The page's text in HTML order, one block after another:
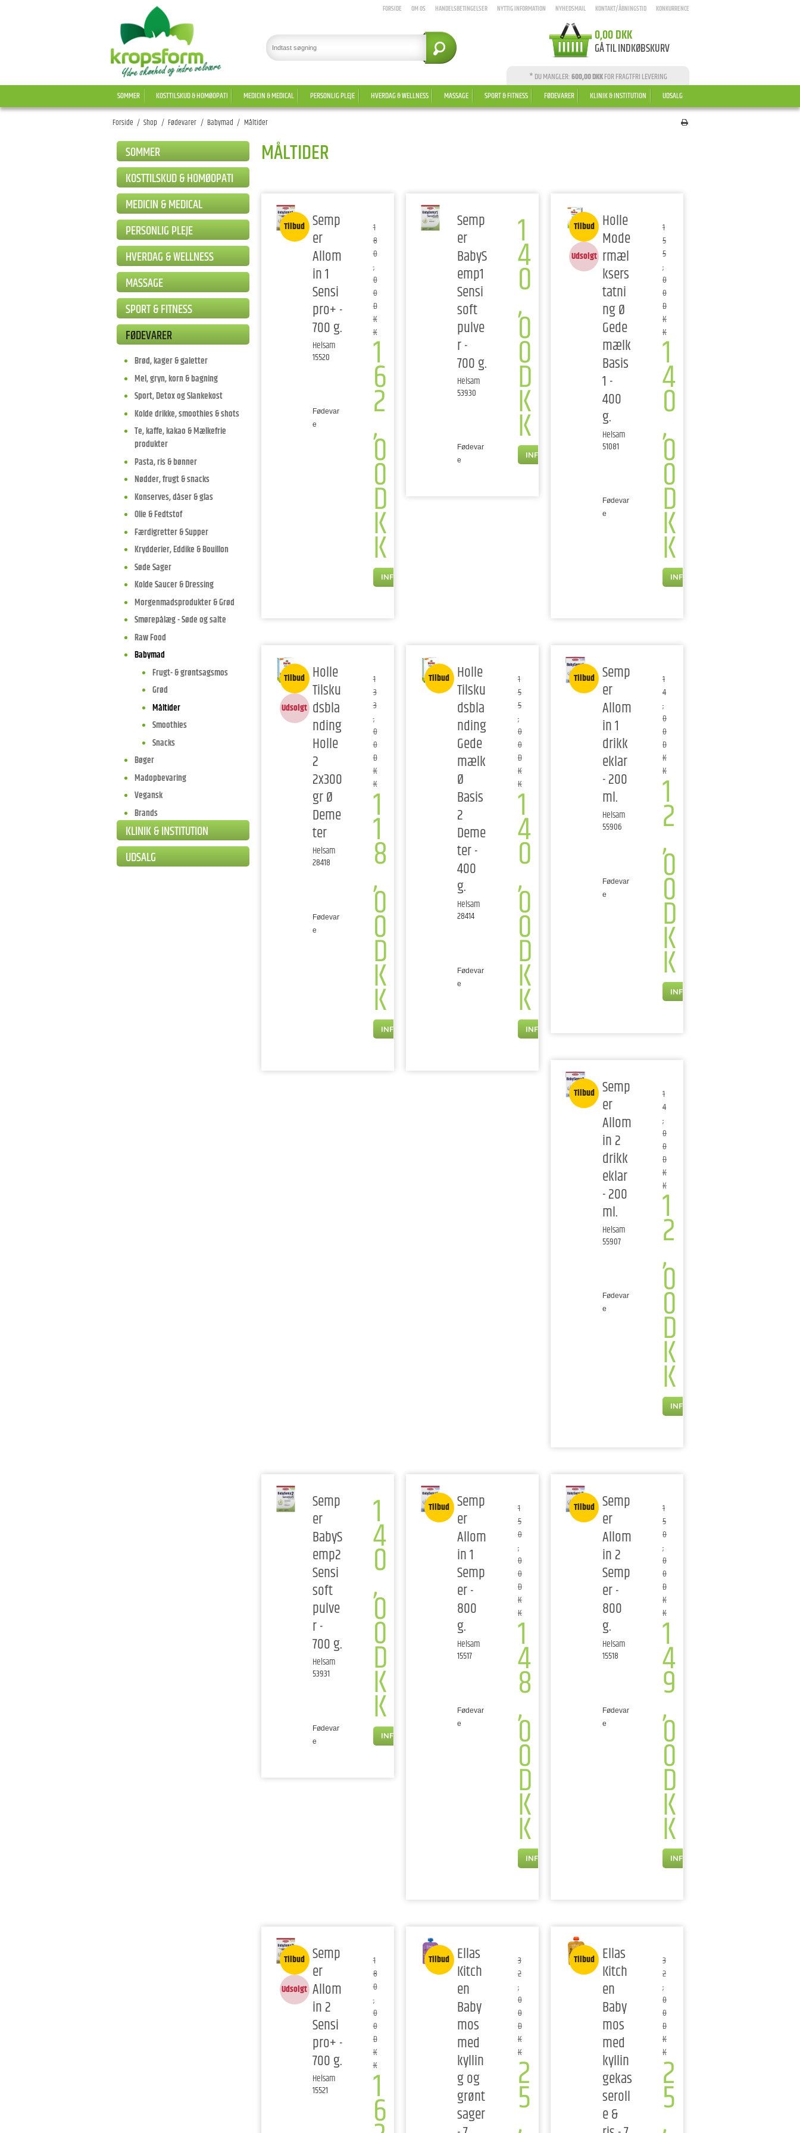
FORSIDE OM OS HANDELSBETINGELSER NYTTIG INFORMATION NYHEDSMAIL KONTAKT/ÅBNINGSTID KONKURRENCE
0,00 DKK
GÅ TIL INDKØBSKURV
* DU MANGLER:600,00 DKKFOR FRAGTFRI LEVERING
SOMMER KOSTTILSKUD & HOMØOPATI MEDICIN & MEDICAL PERSONLIG PLEJE HVERDAG & WELLNESS MASSAGE SPORT & FITNESS FØDEVARER KLINIK & INSTITUTION UDSALG
Forside / Shop / Fødevarer / Babymad / Måltider
SOMMER
KOSTTILSKUD & HOMØOPATI
MEDICIN & MEDICAL
PERSONLIG PLEJE
HVERDAG & WELLNESS
MASSAGE
SPORT & FITNESS
FØDEVARER
Brød, kager & galetter
Mel, gryn, korn & bagning
Sport, Detox og Slankekost
Kolde drikke, smoothies & shots
Te, kaffe, kakao & Mælkefrie
produkter
Pasta, ris & bønner
Nødder, frugt & snacks
Konserves, dåser & glas
Olie & Fedtstof
Færdigretter & Supper
Krydderier, Eddike & Bouillon
Søde Sager
Kolde Saucer & Dressing
Morgenmadsprodukter & Grød
Smørepålæg - Søde og salte
Raw Food
Babymad
Frugt- & grøntsagsmos
Grød
Måltider
Smoothies
Snacks
Bøger
Madopbevaring
Vegansk
Brands
KLINIK & INSTITUTION
UDSALG
MÅLTIDER
Tilbud Semp
er
Allom
in 1
Sensi
pro+ -
700 g.
Helsam
15520
Fødevar
e
1
8
0
,
0
0
D
K
K
1
6
2
,
0
0
D
K
K
INFO
Semp
er
BabyS
emp1
Sensi
soft
pulve
r -
700 g.
Helsam
53930
Fødevar
e
1
4
0
,
0
0
D
K
K
INFO
Tilbud
Udsolgt
Holle
Mode
rmæl
ksers
tatni
ng Ø
Gede
mælk
Basis
1 -
400
g.
Helsam
51081
Fødevar
e
1
5
5
,
0
0
D
K
K
1
4
0
,
0
0
D
K
K
INFO
Tilbud
Udsolgt
Holle
Tilsku
dsbla
nding
Holle
2
2x300
gr Ø
Deme
ter
Helsam
28418
Fødevar
e
1
3
3
,
0
0
D
K
K
1
1
8
,
0
0
D
K
K
INFO
Tilbud Holle
Tilsku
dsbla
nding
Gede
mælk
Ø
Basis
2
Deme
ter -
400
g.
Helsam
28414
Fødevar
e
1
5
5
,
0
0
D
K
K
1
4
0
,
0
0
D
K
K
INFO
Tilbud Semp
er
Allom
in 1
drikk
eklar
- 200
ml.
Helsam
55906
Fødevar
e
1
4
,
0
0
D
K
K
1
2
,
0
0
D
K
K
INFO
Tilbud Semp
er
Allom
in 2
drikk
eklar
- 200
ml.
Helsam
55907
Fødevar
e
1
4
,
0
0
D
K
K
1
2
,
0
0
D
K
K
INFO
Semp
er
BabyS
emp2
Sensi
soft
pulve
r -
700 g.
Helsam
53931
Fødevar
e
1
4
0
,
0
0
D
K
K
INFO
Tilbud Semp
er
Allom
in 1
Semp
er -
800
g.
Helsam
15517
Fødevar
e
1
5
0
,
0
0
D
K
K
1
4
8
,
0
0
D
K
K
INFO
Tilbud Semp
er
Allom
in 2
Semp
er -
800
g.
Helsam
15518
Fødevar
e
1
5
0
,
0
0
D
K
K
1
4
9
,
0
0
D
K
K
INFO
Tilbud
Udsolgt
Semp
er
Allom
in 2
Sensi
pro+ -
700 g.
Helsam
15521
1
8
0
,
0
0
D
K
K
1
6
Tilbud Ellas
Kitch
en
Baby
mos
med
kyllin
g og
grønt
sager
3
2
,
0
0
D
K
K2
5
,
Tilbud Ellas
Kitch
en
Baby
mos
med
kyllin
gekas
seroll
e &
3
2
,
0
0
D
K
K2
5
,